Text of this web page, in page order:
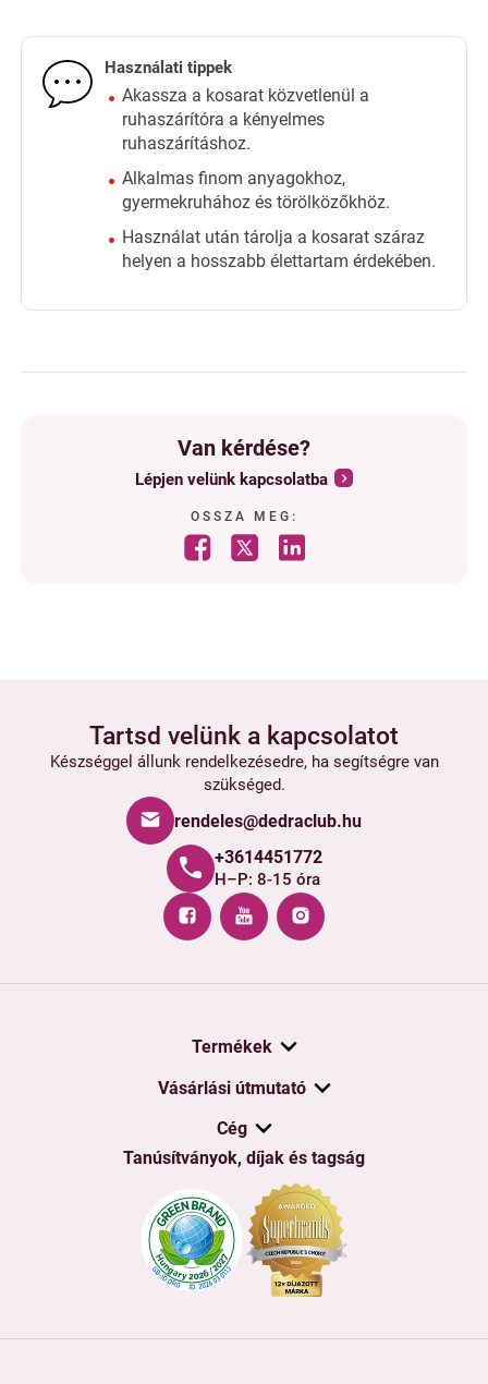
Használati tippek
Akassza a kosarat közvetlenül a
ruhaszárítóra a kényelmes
ruhaszárításhoz.
Alkalmas finom anyagokhoz,
gyermekruhához és törölközőkhöz.
Használat után tárolja a kosarat száraz
helyen a hosszabb élettartam érdekében.
Van kérdése?
Lépjen velünk kapcsolatba
OSSZA MEG:
Tartsd velünk a kapcsolatot
Készséggel állunk rendelkezésedre, ha segítségre van
szükséged.
rendeles@dedraclub.hu
+3614451772
H–P: 8-15 óra
Termékek
Vásárlási útmutató
Cég
Tanúsítványok, díjak és tagság